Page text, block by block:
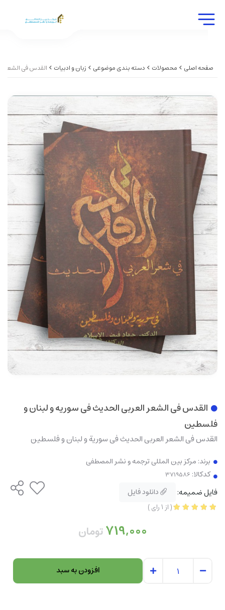
صفحه اصلی محصولات دسته بندی موضوعی زبان و ادبیات القدس فی الشعر
القدس فی الشعر العربی الحدیث فی سوریه و لبنان و
فلسطین
القدس فی الشعر العربی الحدیث فی سوریة و لبنان و فلسطین
برند: مرکز بین المللی ترجمه و نشر المصطفی
کدکالا:
فایل ضمیمه: دانلود فایل
(از1رای)
719,000تومان
افزودن به سبد